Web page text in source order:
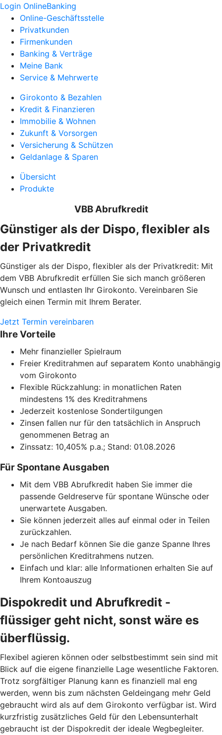
Login OnlineBanking
Online-Geschäftsstelle
Privatkunden
Firmenkunden
Banking & Verträge
Meine Bank
Service & Mehrwerte
Girokonto & Bezahlen
Kredit & Finanzieren
Immobilie & Wohnen
Zukunft & Vorsorgen
Versicherung & Schützen
Geldanlage & Sparen
Übersicht
Produkte
VBB Abrufkredit
Günstiger als der Dispo, flexibler als
der Privatkredit
Günstiger als der Dispo, flexibler als der Privatkredit: Mit
dem VBB Abrufkredit erfüllen Sie sich manch größeren
Wunsch und entlasten Ihr Girokonto. Vereinbaren Sie
gleich einen Termin mit Ihrem Berater.
Jetzt Termin vereinbaren
Ihre Vorteile
Mehr finanzieller Spielraum
Freier Kreditrahmen auf separatem Konto unabhängig
vom Girokonto
Flexible Rückzahlung: in monatlichen Raten
mindestens 1% des Kreditrahmens
Jederzeit kostenlose Sondertilgungen
Zinsen fallen nur für den tatsächlich in Anspruch
genommenen Betrag an
Zinssatz: 10,405% p.a.; Stand: 01.08.2026
Für Spontane Ausgaben
Mit dem VBB Abrufkredit haben Sie immer die
passende Geldreserve für spontane Wünsche oder
unerwartete Ausgaben.
Sie können jederzeit alles auf einmal oder in Teilen
zurückzahlen.
Je nach Bedarf können Sie die ganze Spanne Ihres
persönlichen Kreditrahmens nutzen.
Einfach und klar: alle Informationen erhalten Sie auf
Ihrem Kontoauszug
Dispokredit und Abrufkredit -
flüssiger geht nicht, sonst wäre es
überflüssig.
Flexibel agieren können oder selbstbestimmt sein sind mit
Blick auf die eigene finanzielle Lage wesentliche Faktoren.
Trotz sorgfältiger Planung kann es finanziell mal eng
werden, wenn bis zum nächsten Geldeingang mehr Geld
gebraucht wird als auf dem Girokonto verfügbar ist. Wird
kurzfristig zusätzliches Geld für den Lebensunterhalt
gebraucht ist der Dispokredit der ideale Wegbegleiter.